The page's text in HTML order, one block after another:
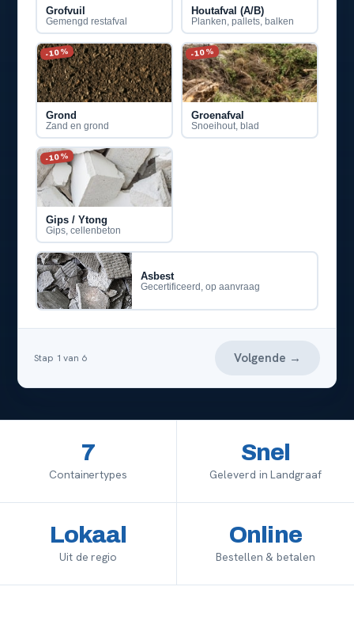
Grofvuil
Gemengd restafval
Houtafval (A/B)
Planken, pallets, balken
-10%
Grond
Zand en grond
-10%
Groenafval
Snoeihout, blad
-10%
Gips / Ytong
Gips, cellenbeton
Asbest
Gecertificeerd, op aanvraag
Stap 1 van 6 Volgende →
7
Containertypes
Snel
Geleverd in Landgraaf
Lokaal
Uit de regio
Online
Bestellen & betalen